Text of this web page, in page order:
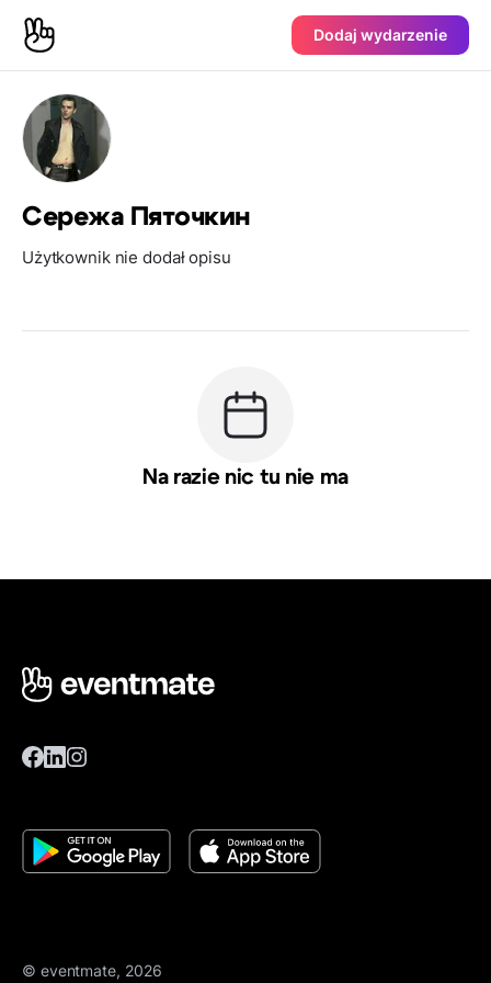
Dodaj wydarzenie
Сережа Пяточкин
Użytkownik nie dodał opisu
Na razie nic tu nie ma
© eventmate, 2026